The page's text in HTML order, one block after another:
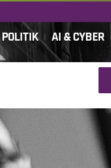
POLITIK AI & CYBER